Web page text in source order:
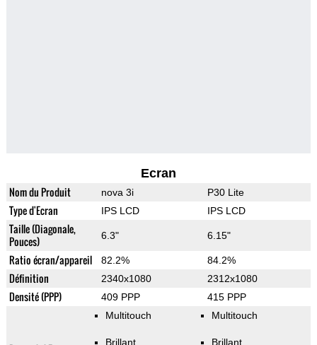
Ecran
Nom du Produit nova 3i P30 Lite
Type d'Ecran IPS LCD IPS LCD
Taille (Diagonale,
Pouces)
6.3" 6.15"
Ratio écran/appareil 82.2% 84.2%
Définition 2340x1080 2312x1080
Densité (PPP) 409 PPP 415 PPP
Multitouch
Brillant
Multitouch
Brillant